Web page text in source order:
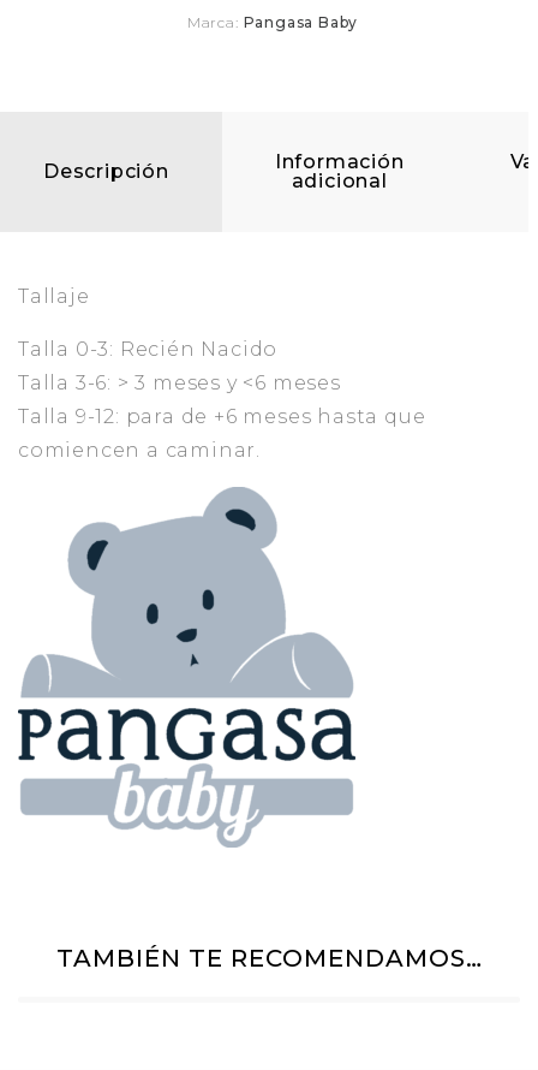
Marca: Pangasa Baby
Descripción
Información
adicional
Tallaje
Talla 0-3: Recién Nacido
Talla 3-6: > 3 meses y <6 meses
Talla 9-12: para de +6 meses hasta que
comiencen a caminar.
TAMBIÉN TE RECOMENDAMOS…